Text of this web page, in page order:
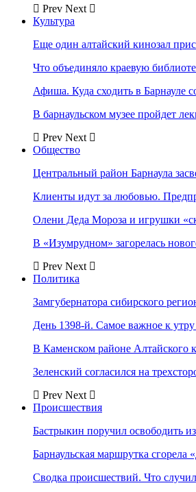
Prev Next
Культура
Еще один алтайский кинозал
Что объединяло краевую
Афиша. Куда сходить в Барнауле
В барнаульском музее пройдет
Prev Next
Общество
Центральный район Барнаула
Клиенты идут за любовью.
Олени Деда Мороза и игрушки
В «Изумрудном» загорелась
Prev Next
Политика
Замгубернатора сибирского
День 1398-й. Самое важное к утру
В Каменском районе Алтайского
Зеленский согласился на
Prev Next
Происшествия
Бастрыкин поручил освободить
Барнаульская маршрутка
Сводка происшествий. Что